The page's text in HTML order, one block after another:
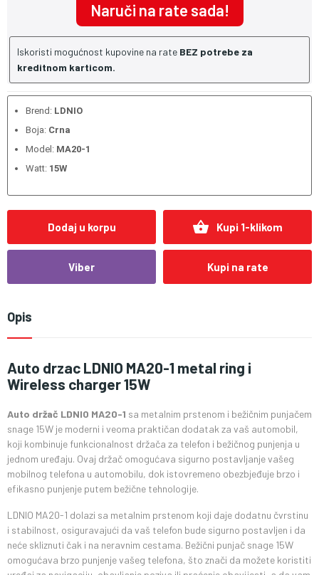
Naruči na rate sada!
Iskoristi mogućnost kupovine na rate BEZ potrebe za
kreditnom karticom.
Brend: LDNIO
Boja: Crna
Model: MA20-1
Watt: 15W
Dodaj u korpu shopping_basket Kupi 1-klikom
Viber Kupi na rate
Opis
Auto drzac LDNIO MA20-1 metal ring i
Wireless charger 15W
Auto držač LDNIO MA20-1 sa metalnim prstenom i bežičnim punjačem
snage 15W je moderni i veoma praktičan dodatak za vaš automobil,
koji kombinuje funkcionalnost držača za telefon i bežičnog punjenja u
jednom uređaju. Ovaj držač omogućava sigurno postavljanje vašeg
mobilnog telefona u automobilu, dok istovremeno obezbjeđuje brzo i
efikasno punjenje putem bežične tehnologije.
LDNIO MA20-1 dolazi sa metalnim prstenom koji daje dodatnu čvrstinu
i stabilnost, osiguravajući da vaš telefon bude sigurno postavljen i da
neće skliznuti čak i na neravnim cestama. Bežični punjač snage 15W
omogućava brzo punjenje vašeg telefona, što znači da možete koristiti